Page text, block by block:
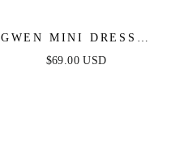
GWEN MINI DRESS -
BURGUNDY
$69.00 USD